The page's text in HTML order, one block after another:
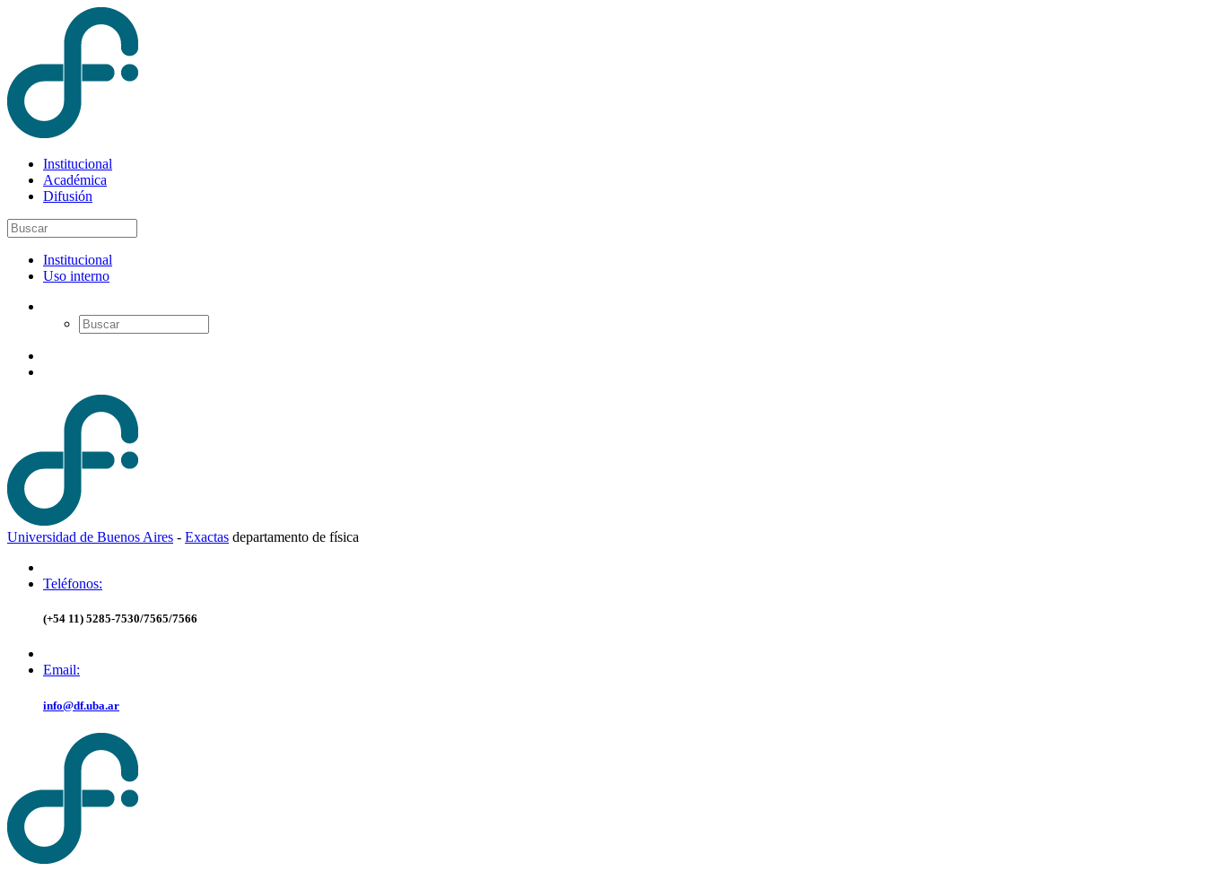
Institucional
Académica
Difusión
Institucional
Uso interno
Universidad de Buenos Aires - Exactas departamento de física
Teléfonos:
(+54 11) 5285-7530/7565/7566
Email:
info@df.uba.ar